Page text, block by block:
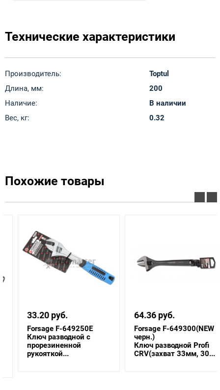
Технические характеристики
Производитель:
Toptul
Длина, мм:
200
Наличие:
В наличии
Вес, кг:
0.32
Похожие товары
33.20 руб.
Forsage F-649250E
Ключ разводной с
прорезиненной
рукояткой...
64.36 руб.
Forsage F-649300(NEW
черн.)
Ключ разводной Profi
CRV(захват 33мм, 30...